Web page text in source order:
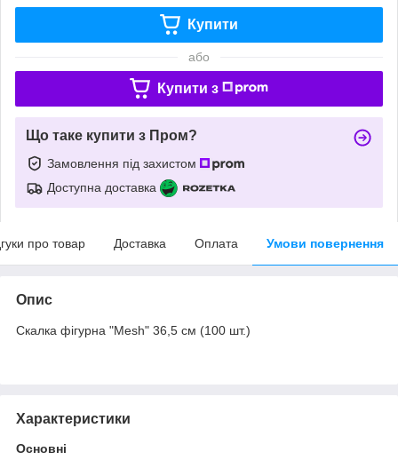
Купити
або
Купити з
Що таке купити з Пром?
Замовлення під захистом
Доступна доставка
про товар Доставка Оплата Умови повернення
Опис
Скалка фігурна "Mesh" 36,5 см (100 шт.)
Характеристики
Основні